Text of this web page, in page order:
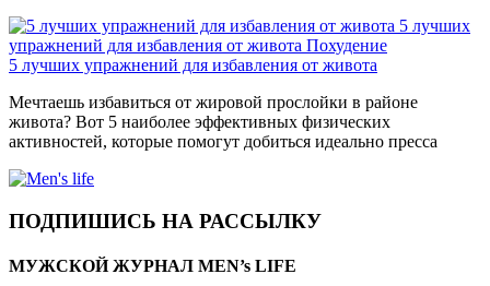
5 лучших
упражнений для избавления от живота Похудение
5 лучших упражнений для избавления от живота
Мечтаешь избавиться от жировой прослойки в районе
живота? Вот 5 наиболее эффективных физических
активностей, которые помогут добиться идеально пресса
ПОДПИШИСЬ НА РАССЫЛКУ
МУЖСКОЙ ЖУРНАЛ MEN’s LIFE